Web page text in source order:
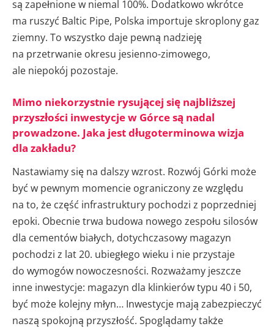
są zapełnione w niemal 100%. Dodatkowo wkrótce
ma ruszyć Baltic Pipe, Polska importuje skroplony gaz
ziemny. To wszystko daje pewną nadzieję
na przetrwanie okresu jesienno-zimowego,
ale niepokój pozostaje.
Mimo niekorzystnie rysującej się najbliższej
przyszłości inwestycje w Górce są nadal
prowadzone. Jaka jest długoterminowa wizja
dla zakładu?
Nastawiamy się na dalszy wzrost. Rozwój Górki może
być w pewnym momencie ograniczony ze względu
na to, że część infrastruktury pochodzi z poprzedniej
epoki. Obecnie trwa budowa nowego zespołu silosów
dla cementów białych, dotychczasowy magazyn
pochodzi z lat 20. ubiegłego wieku i nie przystaje
do wymogów nowoczesności. Rozważamy jeszcze
inne inwestycje: magazyn dla klinkierów typu 40 i 50,
być może kolejny młyn… Inwestycje mają zabezpieczyć
naszą spokojną przyszłość. Spoglądamy także